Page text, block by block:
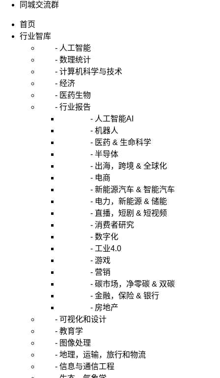
同城交流群
首页
行业智库
- 人工智能
- 数理统计
- 计算机科学与技术
- 经济
- 医药生物
- 行业报告
- 人工智能AI
- 机器人
- 医药 & 生命科学
- 半导体
- 出海，跨境 & 全球化
- 电商
- 新能源汽车 & 智能汽车
- 电力，新能源 & 储能
- 直播，短剧 & 短视频
- 消费者研究
- 数字化
- 工业4.0
- 游戏
- 营销
- 碳市场，净零碳 & 双碳
- 金融，保险 & 银行
- 房地产
- 可视化和设计
- 教育学
- 图像处理
- 地理，运输，旅行和物流
- 信息与通信工程